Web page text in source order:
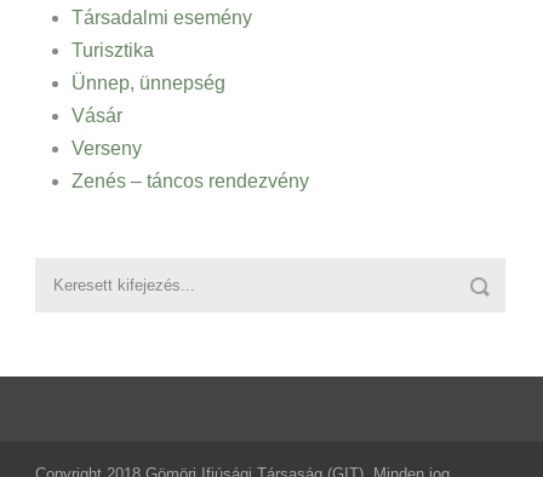
Társadalmi esemény
Turisztika
Ünnep, ünnepség
Vásár
Verseny
Zenés – táncos rendezvény